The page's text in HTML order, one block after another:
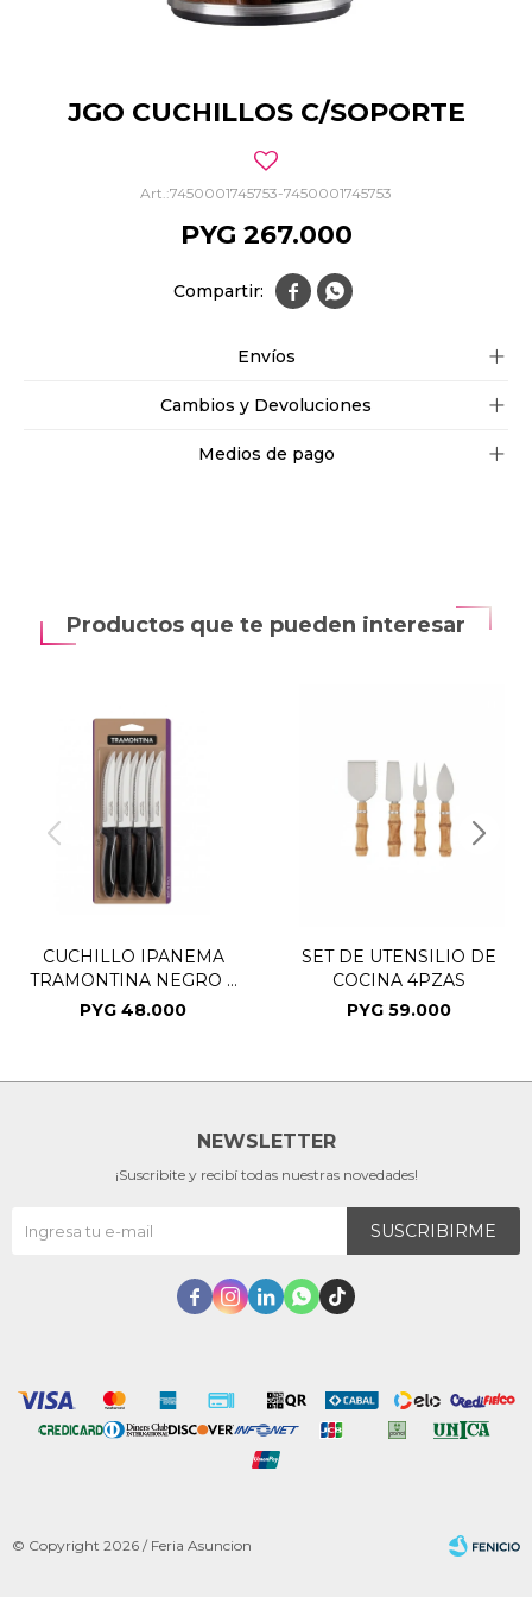
JGO CUCHILLOS C/SOPORTE
7450001745753-7450001745753
PYG 267.000
 
Envíos
Cambios y Devoluciones
Medios de pago
Productos que te pueden interesar
CUCHILLO IPANEMA
TRAMONTINA NEGRO X
12
PYG 48.000
SET DE UTENSILIO DE
COCINA 4PZAS
PYG 59.000
NEWSLETTER
¡Suscribite y recibí todas nuestras novedades!
SUSCRIBIRME
    
© Copyright 2026 / Feria Asuncion